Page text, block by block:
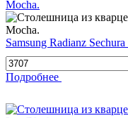
Samsung Radianz
Подробнее